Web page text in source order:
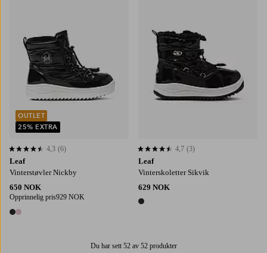
Leaf
Vinterstøvler Nickby
650 NOK
Opprinnelig pris929 NOK
2 farger
4,3 basert på 6 karaktergivninger
4,3 (6)
OUTLET
25% EXTRA
Leaf
Vinterskoletter Sikvik
629 NOK
1 farge
4,7 basert på 3 karaktergivninger
4,7 (3)
Du har sett 52 av 52 produkter